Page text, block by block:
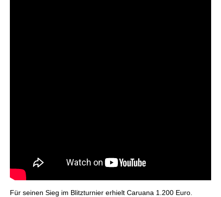
Für seinen Sieg im Blitzturnier erhielt Caruana 1.200 Euro.